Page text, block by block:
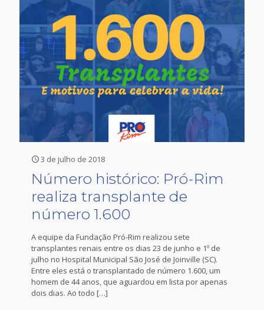
3 de julho de 2018
Número histórico: Pró-Rim
realiza transplante de
número 1.600
A equipe da Fundação Pró-Rim realizou sete
transplantes renais entre os dias 23 de junho e 1º de
julho no Hospital Municipal São José de Joinville (SC).
Entre eles está o transplantado de número 1.600, um
homem de 44 anos, que aguardou em lista por apenas
dois dias. Ao todo […]